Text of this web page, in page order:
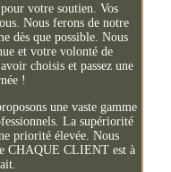
votre soutien. Vos
Nous ferons de notre
dès que possible. Nous
et votre volonté de
choisis et passez une
!
une vaste gamme
La supériorité
priorité élevée. Nous
CHAQUE CLIENT est à